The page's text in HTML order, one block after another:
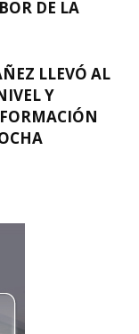
DE LA
LLEVÓ AL
Y